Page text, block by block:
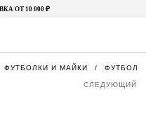
ОТ 10 000 ₽
ФУТБОЛКИ И МАЙКИ
СЛЕДУЮЩИЙ